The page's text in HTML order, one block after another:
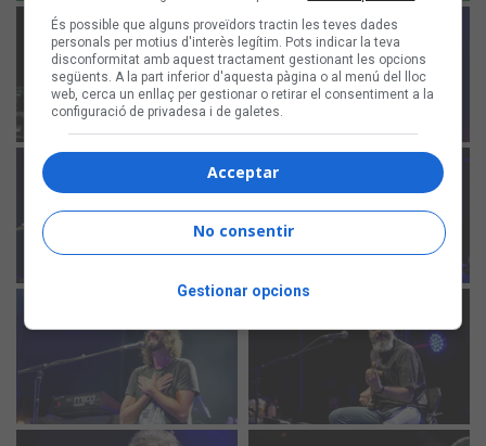
És possible que alguns proveïdors tractin les teves dades
personals per motius d'interès legítim. Pots indicar la teva
disconformitat amb aquest tractament gestionant les opcions
següents. A la part inferior d'aquesta pàgina o al menú del lloc
web, cerca un enllaç per gestionar o retirar el consentiment a la
configuració de privadesa i de galetes.
Acceptar
No consentir
Gestionar opcions